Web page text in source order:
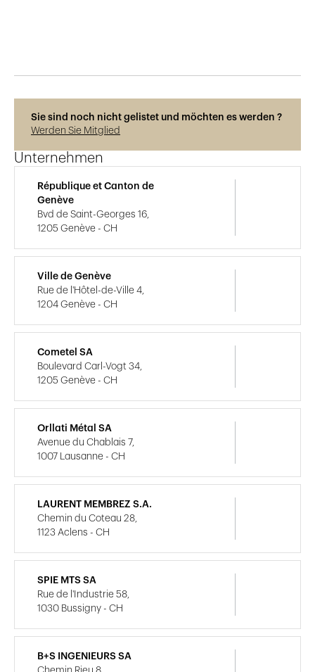
Sie sind noch nicht gelistet und möchten es werden ?
Werden Sie Mitglied
Unternehmen
République et Canton de
Genève
Bvd de Saint-Georges 16,
1205 Genève - CH
Ville de Genève
Rue de l'Hôtel-de-Ville 4,
1204 Genève - CH
Cometel SA
Boulevard Carl-Vogt 34,
1205 Genève - CH
Orllati Métal SA
Avenue du Chablais 7,
1007 Lausanne - CH
LAURENT MEMBREZ S.A.
Chemin du Coteau 28,
1123 Aclens - CH
SPIE MTS SA
Rue de l'Industrie 58,
1030 Bussigny - CH
B+S INGENIEURS SA